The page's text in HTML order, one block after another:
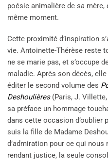
poésie animalière de sa
même moment.
Cette proximité d’inspiration
vie. Antoinette-Thérèse reste
ne se marie pas, et s’occupe
maladie. Après son décès,
éditer le second volume des
Deshoulières (Paris, J.
sa préface un hommage
dans cette occasion d’oublier
suis la fille de Madame
d’admiration pour ce qui nous
rendant justice, la seule